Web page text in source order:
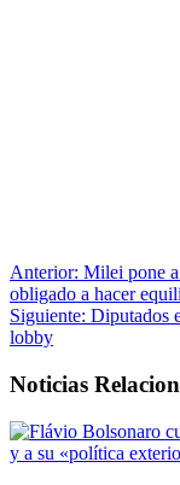
Anterior: Milei pone
obligado a hacer
Siguiente: Diputados
lobby
Noticias